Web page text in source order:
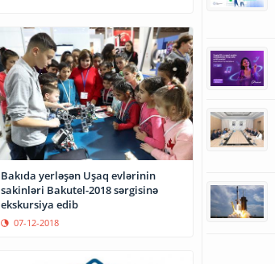
Bakıda yerləşən Uşaq evlərinin
sakinləri Bakutel-2018 sərgisinə
ekskursiya edib
07-12-2018